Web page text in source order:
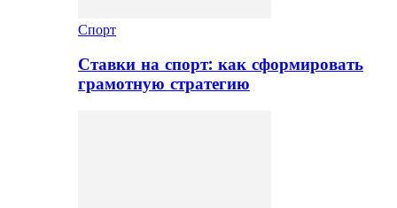
Спорт
Ставки на спорт: как сформировать
грамотную стратегию